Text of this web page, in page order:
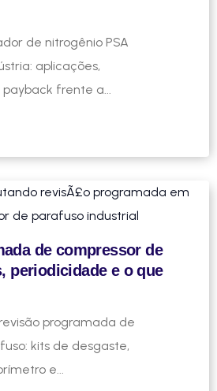
de nitrogênio PSA
aplicações,
frente a...
de compressor de
periodicidade e o que
programada de
kits de desgaste,
e...